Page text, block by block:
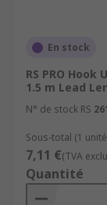
En stock
RS PRO Hook
1.5 m Lead
N° de stock RS
Sous-total (1
7,11 €(TVA
Quantité